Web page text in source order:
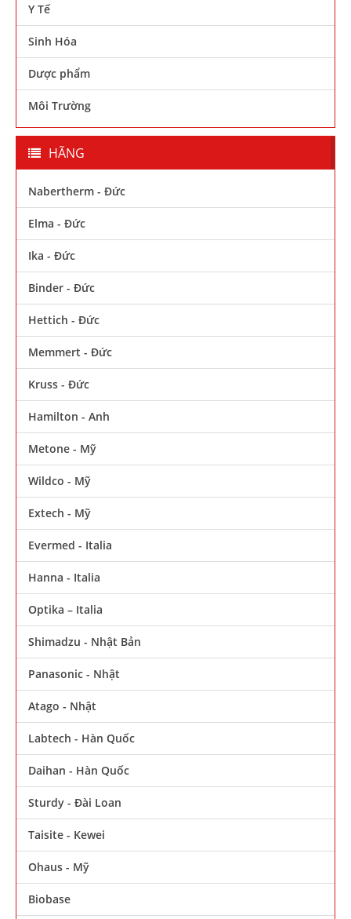
Y Tế
Sinh Hóa
Dược phẩm
Môi Trường
HÃNG
Nabertherm - Đức
Elma - Đức
Ika - Đức
Binder - Đức
Hettich - Đức
Memmert - Đức
Kruss - Đức
Hamilton - Anh
Metone - Mỹ
Wildco - Mỹ
Extech - Mỹ
Evermed - Italia
Hanna - Italia
Optika – Italia
Shimadzu - Nhật Bản
Panasonic - Nhật
Atago - Nhật
Labtech - Hàn Quốc
Daihan - Hàn Quốc
Sturdy - Đài Loan
Taisite - Kewei
Ohaus - Mỹ
Biobase